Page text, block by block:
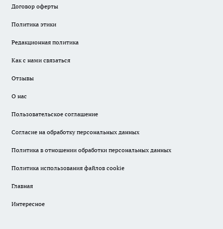
Договор оферты
Политика этики
Редакционная политика
Как с нами связаться
Отзывы
О нас
Пользовательское соглашение
Согласие на обработку персональных данных
Политика в отношении обработки персональных данных
Политика использования файлов cookie
Главная
Интересное